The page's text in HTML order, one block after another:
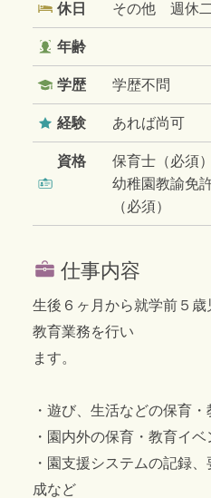
休日 その他 週休
年齢
学歴 学歴不問
経験 あれば尚可
資格
保育士（必須）
幼稚園教諭免
（必須）
仕事内容
生後６ヶ月から就学前５歳
教育業務を行い
ます。
・遊び、生活などの保育・
・園内外の保育・教育イ
・園支援システムの記録
成など